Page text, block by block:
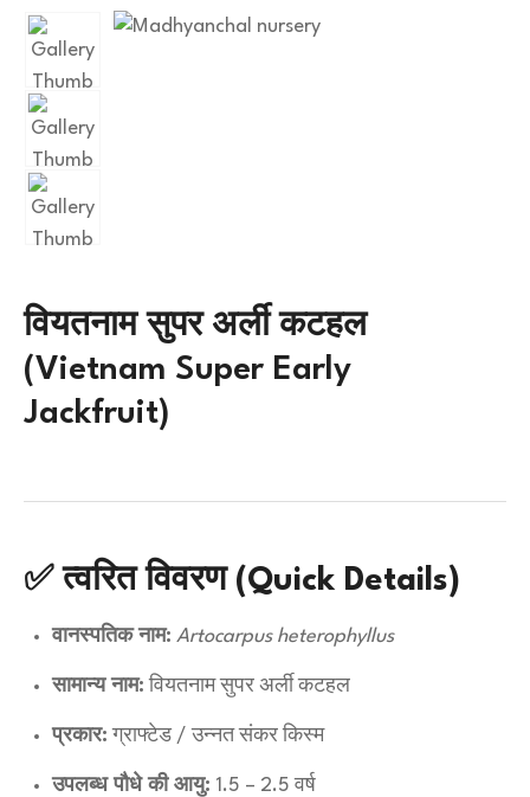
वियतनाम सुपर अर्ली कटहल
(Vietnam Super Early
Jackfruit)
✅ त्वरित विवरण (Quick Details)
वानस्पतिक नाम: Artocarpus heterophyllus
सामान्य नाम: वियतनाम सुपर अर्ली कटहल
प्रकार: ग्राफ्टेड / उन्नत संकर किस्म
उपलब्ध पौधे की आयु: 1.5 – 2.5 वर्ष